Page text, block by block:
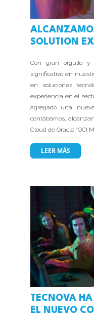
SOLUTION
Con gran orgullo y
significativo en
en soluciones
experiencia en el
agregado una
contábamos,
Cloud de Oracle *OCI
LEER MÁS
TECNOVA HA
EL NUEVO